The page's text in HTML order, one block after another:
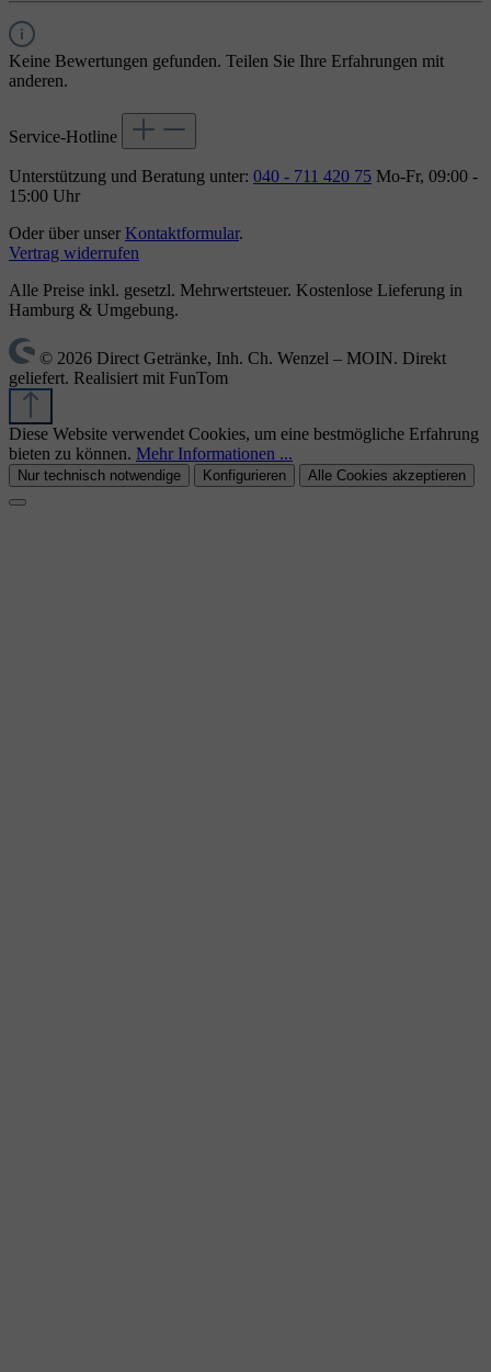
Keine Bewertungen gefunden. Teilen Sie Ihre Erfahrungen mit
anderen.
Service-Hotline
Unterstützung und Beratung unter: 040 - 711 420 75 Mo-Fr, 09:00 -
15:00 Uhr
Oder über unser Kontaktformular.
Vertrag widerrufen
Alle Preise inkl. gesetzl. Mehrwertsteuer. Kostenlose Lieferung in
Hamburg & Umgebung.
© 2026 Direct Getränke, Inh. Ch. Wenzel – MOIN. Direkt
geliefert. Realisiert mit FunTom
Diese Website verwendet Cookies, um eine bestmögliche Erfahrung
bieten zu können. Mehr Informationen ...
Nur technisch notwendige Konfigurieren Alle Cookies akzeptieren